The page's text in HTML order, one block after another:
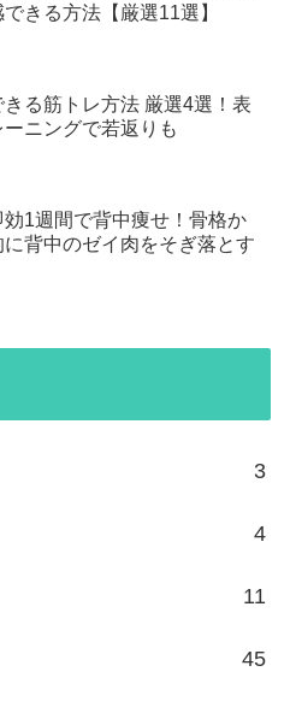
きる方法【厳選11選】
きる筋トレ方法 厳選4選！表
ニングで若返りも
効1週間で背中痩せ！骨格か
に背中のゼイ肉をそぎ落とす
3
4
11
45